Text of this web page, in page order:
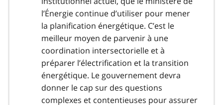
l’Énergie continue d’utiliser pour mener
la planification énergétique. C’est le
meilleur moyen de parvenir à une
coordination intersectorielle et à
préparer l’électrification et la transition
énergétique. Le gouvernement devra
donner le cap sur des questions
complexes et contentieuses pour assurer